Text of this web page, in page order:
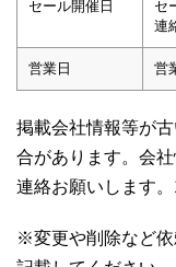
セール開催日
セ
連
営業日 営
掲載会社情報等が
合があります。会
連絡お願いします
※変更や削除など